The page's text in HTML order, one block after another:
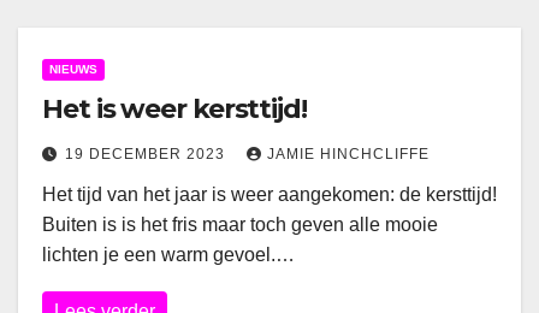
NIEUWS
Het is weer kersttijd!
19 DECEMBER 2023 JAMIE HINCHCLIFFE
Het tijd van het jaar is weer aangekomen: de kersttijd!
Buiten is is het fris maar toch geven alle mooie
lichten je een warm gevoel.…